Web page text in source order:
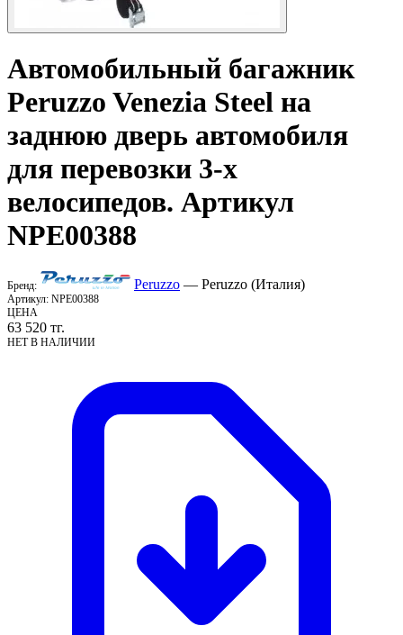
Автомобильный багажник
Peruzzo Venezia Steel на
заднюю дверь автомобиля
для перевозки 3-х
велосипедов. Артикул
NPE00388
Бренд: Peruzzo — Peruzzo (Италия)
Артикул: NPE00388
ЦЕНА
63 520 тг.
НЕТ В НАЛИЧИИ